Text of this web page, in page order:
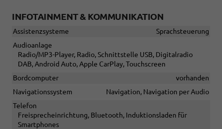
INFOTAINMENT & KOMMUNIKATION
Assistenzsysteme
Sprachsteuerung
Audioanlage
Radio/MP3-Player, Radio, Schnittstelle USB, Digitalradio
DAB, Android Auto, Apple CarPlay, Touchscreen
Bordcomputer
vorhanden
Navigationssystem
Navigation, Navigation per Audio
Telefon
Freisprecheinrichtung, Bluetooth, Induktionsladen für
Smartphones